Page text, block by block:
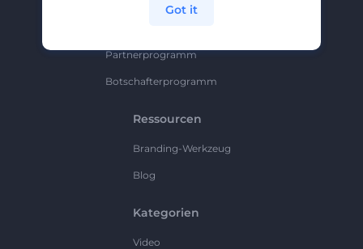
Partnerprogramm
Botschafterprogramm
Ressourcen
Branding-Werkzeug
Blog
Kategorien
Video
Got it